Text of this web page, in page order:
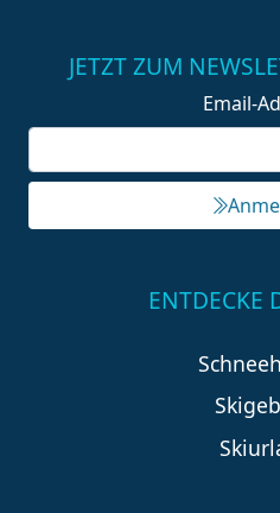
JETZT ZUM
Email-
ENTDECKE